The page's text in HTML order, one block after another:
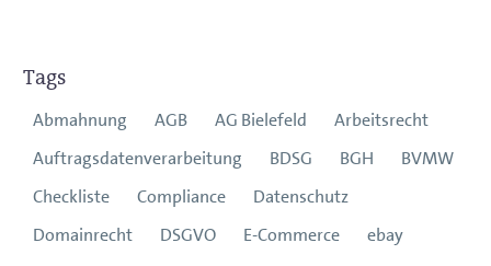
Tags
Abmahnung AGB AG Bielefeld
Arbeitsrecht
Auftragsdatenverarbeitung
BDSG BGH
BVMW
Checkliste
Compliance
Datenschutz
Domainrecht
DSGVO E-Commerce
ebay